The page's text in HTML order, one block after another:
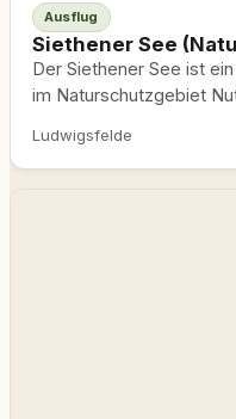
Ausflug
Siethener See
Der Siethener See ist
im Naturschutzgebiet
Ludwigsfelde